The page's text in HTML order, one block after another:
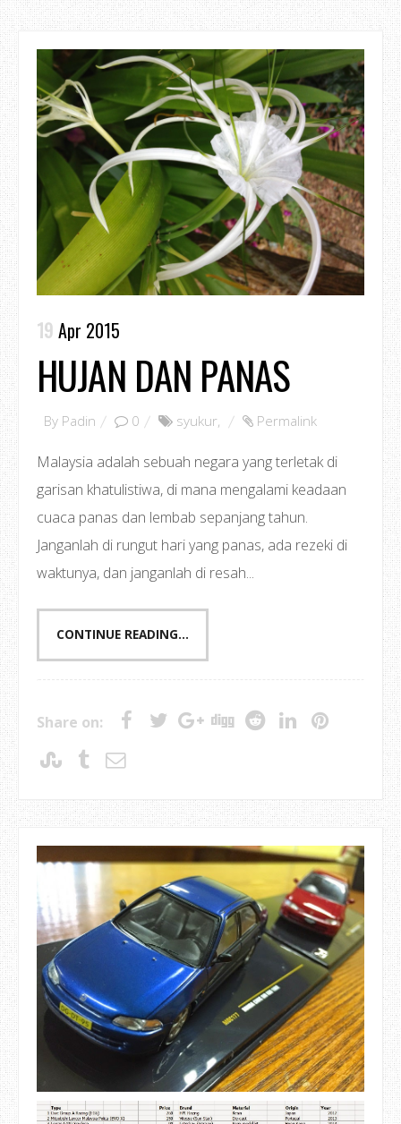
19 Apr 2015
HUJAN DAN PANAS
By Padin 0 syukur, Permalink
Malaysia adalah sebuah negara yang terletak di
garisan khatulistiwa, di mana mengalami keadaan
cuaca panas dan lembab sepanjang tahun.
Janganlah di rungut hari yang panas, ada rezeki di
waktunya, dan janganlah di resah...
CONTINUE READING...
Share on: